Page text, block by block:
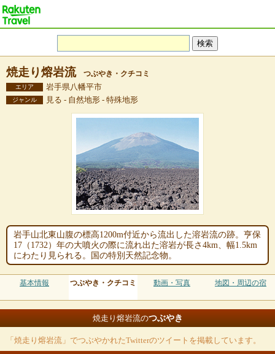
焼走り熔岩流 つぶやき・クチコミ
エリア 岩手県八幡平市
ジャンル 見る - 自然地形 - 特殊地形
岩手山北東山腹の標高1200m付近から流出した溶岩流の跡。亨保
17（1732）年の大噴火の際に流れ出た溶岩が長さ4km、幅1.5km
にわたり見られる。国の特別天然記念物。
基本情報 つぶやき・クチコミ 動画・写真 地図・周辺の宿
焼走り熔岩流のつぶやき
「焼走り熔岩流」でつぶやかれたTwitterのツイートを掲載しています。